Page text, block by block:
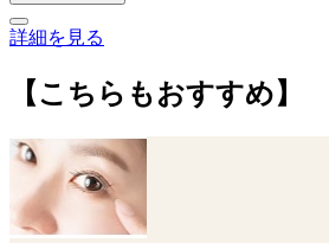
詳細を見る
【こちらもおすすめ】